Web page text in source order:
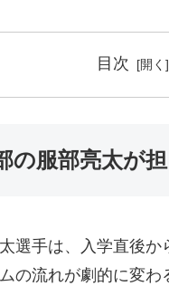
目次
の服部亮太が
選手は、入学直後か
の流れが劇的に変わ